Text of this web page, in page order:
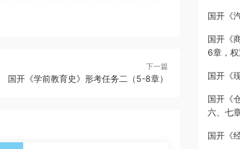
下一篇
国开《学前教育史》形考任务二（5-8章）
国开《
国开《
6章，权
国开《
国开《
六、七章
国开《